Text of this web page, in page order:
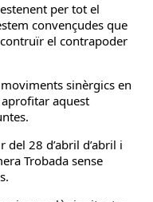
per tot el
convençudes que
el contrapoder
sinèrgics en
aquest
28 d’abril d’abril i
Trobada sense